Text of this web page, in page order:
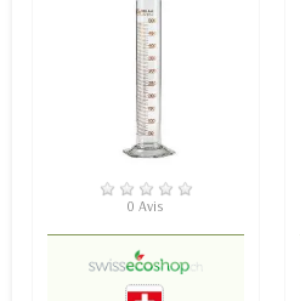
RUPTURE DE STOCK
0 Avis